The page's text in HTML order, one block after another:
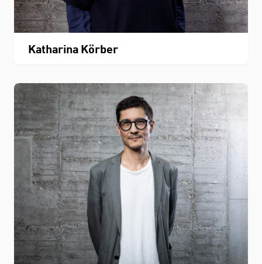
Katharina Körber